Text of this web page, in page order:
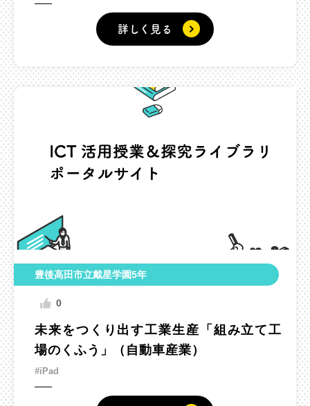
詳しく見る
豊後高田市立戴星学園5年
0
未来をつくり出す工業生産「組み立て工
場のくふう」（自動車産業）
#iPad